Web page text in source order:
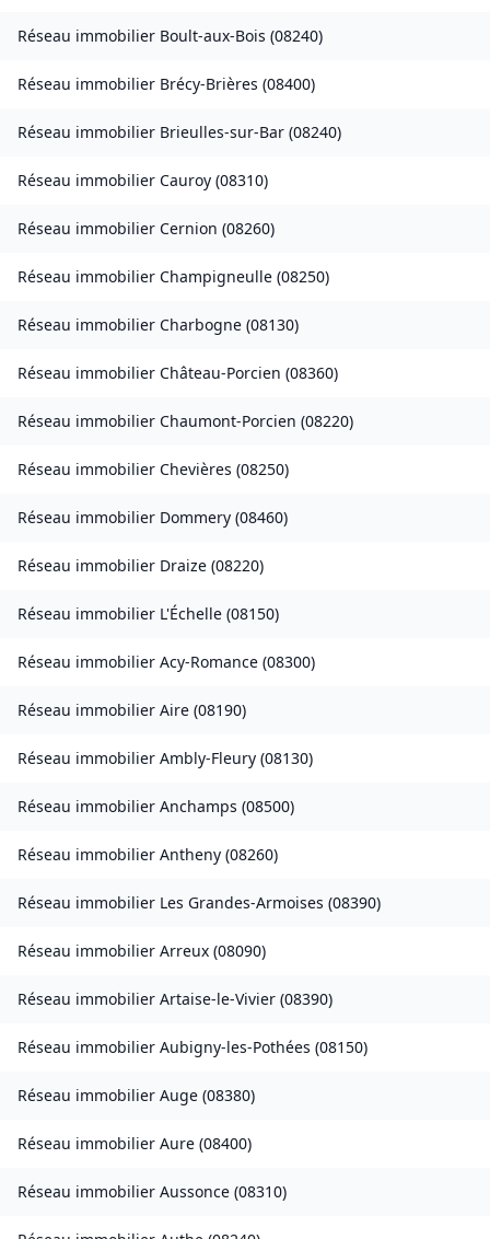
Réseau immobilier Boult-aux-Bois (08240)
Réseau immobilier Brécy-Brières (08400)
Réseau immobilier Brieulles-sur-Bar (08240)
Réseau immobilier Cauroy (08310)
Réseau immobilier Cernion (08260)
Réseau immobilier Champigneulle (08250)
Réseau immobilier Charbogne (08130)
Réseau immobilier Château-Porcien (08360)
Réseau immobilier Chaumont-Porcien (08220)
Réseau immobilier Chevières (08250)
Réseau immobilier Dommery (08460)
Réseau immobilier Draize (08220)
Réseau immobilier L'Échelle (08150)
Réseau immobilier Acy-Romance (08300)
Réseau immobilier Aire (08190)
Réseau immobilier Ambly-Fleury (08130)
Réseau immobilier Anchamps (08500)
Réseau immobilier Antheny (08260)
Réseau immobilier Les Grandes-Armoises (08390)
Réseau immobilier Arreux (08090)
Réseau immobilier Artaise-le-Vivier (08390)
Réseau immobilier Aubigny-les-Pothées (08150)
Réseau immobilier Auge (08380)
Réseau immobilier Aure (08400)
Réseau immobilier Aussonce (08310)